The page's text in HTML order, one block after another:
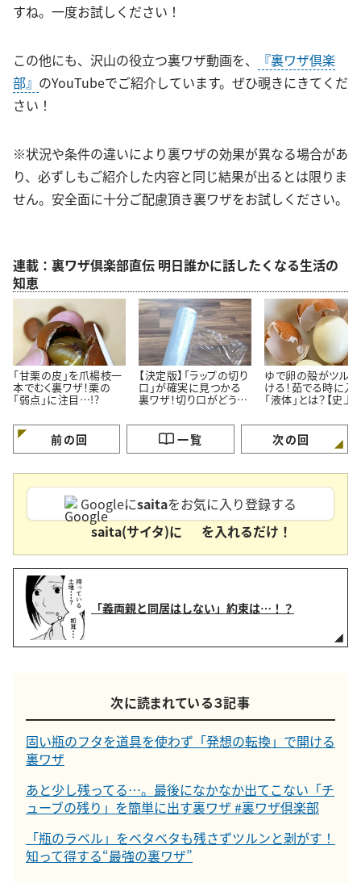
すね。一度お試しください！
この他にも、沢山の役立つ裏ワザ動画を、
『裏ワザ倶楽
部』 のYouTubeでご紹介しています。ぜひ覗きにきてくだ
さい！
※状況や条件の違いにより裏ワザの効果が異なる場合があ
り、必ずしもご紹介した内容と同じ結果が出るとは限りま
せん。安全面に十分ご配慮頂き裏ワザをお試しください。
連載：裏ワザ倶楽部直伝 明日誰かに話したくなる生活の
知恵
「甘栗の皮」を爪楊枝一
本でむく裏ワザ！栗の
「弱点」に注目…!?
【決定版】「ラップの切り
口」が確実に見つかる
裏ワザ！切り口がどうし
ゆで卵の殻がツルっ
ける！茹でる時に入
「液体」とは？【史上
前の回 一覧 次の回
Googleにsaitaをお気に入り登録する
saita(サイタ)に
を入れるだけ！
「義両親と同居はしない」約束は…！？
次に読まれている３記事
固い瓶のフタを道具を使わず「発想の転換」で開ける
裏ワザ
あと少し残ってる…。最後になかなか出てこない「チ
ューブの残り」を簡単に出す裏ワザ #裏ワザ倶楽部
「瓶のラベル」をベタベタも残さずツルンと剥がす！
知って得する“最強の裏ワザ”